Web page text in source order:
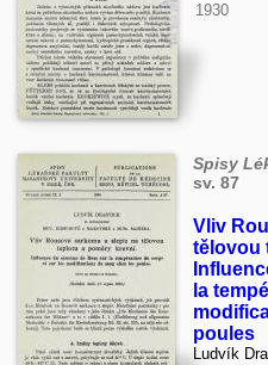
1930
Spisy
sv. 87
Vliv
tělovou
la
poules
Ludvík